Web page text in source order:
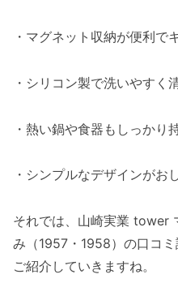
・マグネット収納が便利で
・シリコン製で洗いやすく
・熱い鍋や食器もしっかり
・シンプルなデザインがお
それでは、山崎実業 tower
み（1957・1958）の口コ
ご紹介していきますね。